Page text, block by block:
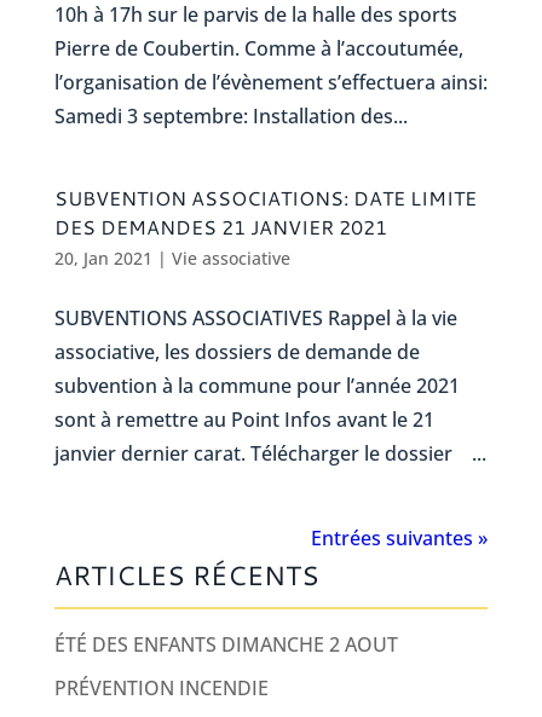
10h à 17h sur le parvis de la halle des sports
Pierre de Coubertin. Comme à l’accoutumée,
l’organisation de l’évènement s’effectuera ainsi:
Samedi 3 septembre: Installation des...
SUBVENTION ASSOCIATIONS: DATE LIMITE
DES DEMANDES 21 JANVIER 2021
20, Jan 2021 | Vie associative
SUBVENTIONS ASSOCIATIVES Rappel à la vie
associative, les dossiers de demande de
subvention à la commune pour l’année 2021
sont à remettre au Point Infos avant le 21
janvier dernier carat. Télécharger le dossier ...
Entrées suivantes »
ARTICLES RÉCENTS
ÉTÉ DES ENFANTS DIMANCHE 2 AOUT
PRÉVENTION INCENDIE